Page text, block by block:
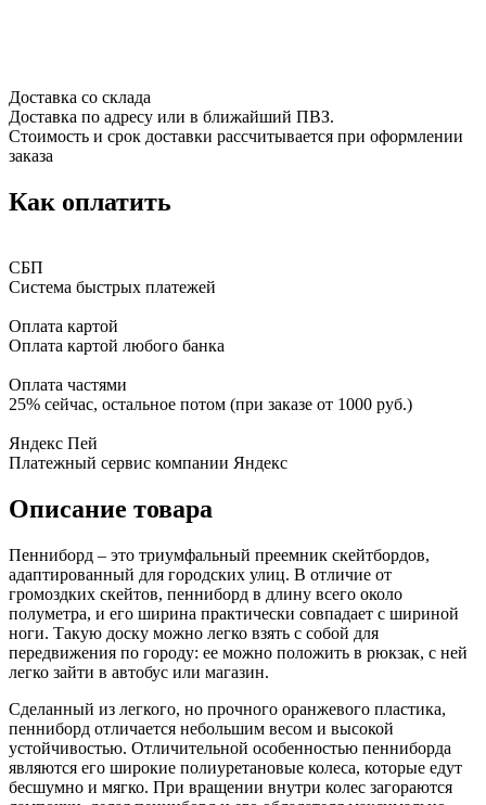
Доставка со склада
Доставка по адресу или в ближайший ПВЗ.
Стоимость и срок доставки рассчитывается при оформлении
заказа
Как оплатить
СБП
Система быстрых платежей
Оплата картой
Оплата картой любого банка
Оплата частями
25% сейчас, остальное потом (при заказе от 1000 руб.)
Яндекс Пей
Платежный сервис компании Яндекс
Описание товара
Пенниборд – это триумфальный преемник скейтбордов,
адаптированный для городских улиц. В отличие от
громоздких скейтов, пенниборд в длину всего около
полуметра, и его ширина практически совпадает с шириной
ноги. Такую доску можно легко взять с собой для
передвижения по городу: ее можно положить в рюкзак, с ней
легко зайти в автобус или магазин.
Сделанный из легкого, но прочного оранжевого пластика,
пенниборд отличается небольшим весом и высокой
устойчивостью. Отличительной особенностью пенниборда
являются его широкие полиуретановые колеса, которые едут
бесшумно и мягко. При вращении внутри колес загораются